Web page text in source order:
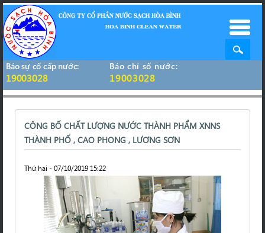
Báo sự cố cấp nước:
19003028
Báo chỉ số nước:
19003028
CÔNG BỐ CHẤT LƯỢNG NƯỚC THÀNH PHẨM XNNS
THÀNH PHỐ , CAO PHONG , LƯƠNG SƠN
Thứ hai - 07/10/2019 15:22